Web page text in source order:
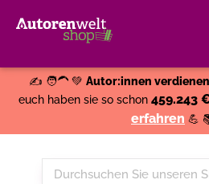
✍️ 🧑‍🦱 💚 Autor:innen verdienen
euch haben sie so schon 459.243
erfahren 💪
Durchsuchen